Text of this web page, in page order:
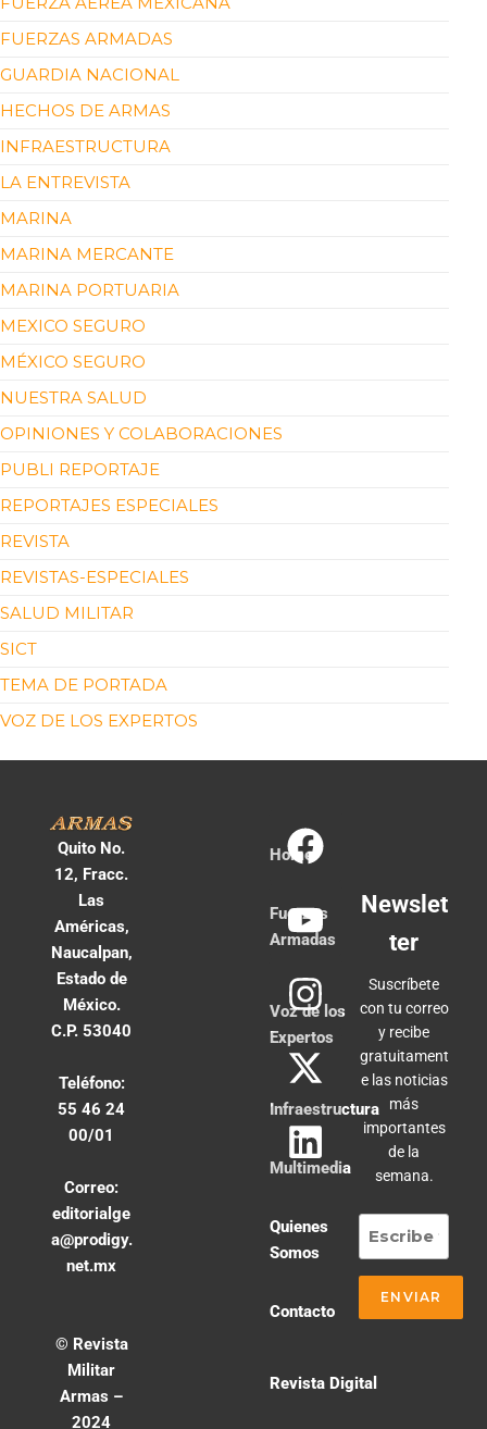
FUERZAS ARMADAS
GUARDIA NACIONAL
HECHOS DE ARMAS
INFRAESTRUCTURA
LA ENTREVISTA
MARINA
MARINA MERCANTE
MARINA PORTUARIA
MEXICO SEGURO
MÉXICO SEGURO
NUESTRA SALUD
OPINIONES Y COLABORACIONES
PUBLI REPORTAJE
REPORTAJES ESPECIALES
REVISTA
REVISTAS-ESPECIALES
SALUD MILITAR
SICT
TEMA DE PORTADA
VOZ DE LOS EXPERTOS
Quito No.
12, Fracc.
Las
Américas,
Naucalpan,
Estado de
México.
C.P. 53040
Teléfono:
55 46 24
00/01
Correo:
editorialge
a@prodigy.
net.mx
© Revista
Militar
Armas –
2024
Home
Fuerzas
Armadas
Voz de los
Expertos
Infraestructura
Multimedia
Quienes
Somos
Contacto
Revista Digital
Newslet
ter
Suscríbete
con tu correo
y recibe
gratuitament
e las noticias
más
importantes
de la
semana.